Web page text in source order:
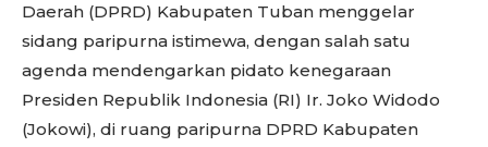
Daerah (DPRD) Kabupaten Tuban menggelar
sidang paripurna istimewa, dengan salah satu
agenda mendengarkan pidato kenegaraan
Presiden Republik Indonesia (RI) Ir. Joko Widodo
(Jokowi), di ruang paripurna DPRD Kabupaten